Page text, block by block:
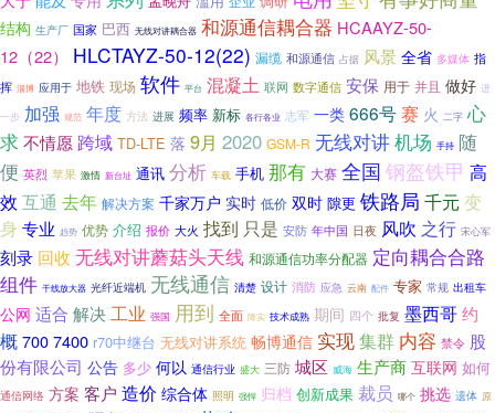
结构 生产厂 国家 巴西 无线对讲耦合器 和源通信耦合器 HCAAYZ-50-
12（22）
HLCTAYZ-50-12(22) 漏缆 和源通信 占据 风景 全省 多媒体 指
挥 淄博 应用于 地铁 现场 软件 平台 混凝土 联网 数字通信 安保 用于 并且 做好 进
一步 加强 规范 年度 方法 进展 频率 新标 各行各业 志军 一类 666号赛 火 二字 心
求 不情愿 跨域 TD-LTE 落 9月 2020 GSM-R 无线对讲机场 手持 随
便 英烈 苹果 激情 新台址 通讯 分析 车载 手机 那有 大赛 全国 钢盔铁甲 高
效 互通 去年 解决方案 千家万户 实时 低价 双时 隙更 铁路局 千元 变
身 专业 趋势 优势 介绍 报价 大火 找到 只是 安防 年中国 日夜 风吹 之行 宋心军
刻录 回收 无线对讲蘑菇头天线 和源通信功率分配器 定向耦合合路
组件 干线放大器 光纤近端机 无线通信 清楚 设计 消防 应急 云南 配件 专家 常规 出租车
公网 适合 解决工业 强国 用到 全面 降实 技术成熟 期间 四个 批复 墨西哥约
概 700 7400 r70中继台 无线对讲系统 畅博通信 实现集群 内容 禁令 股
份有限公司 公告 多少 何以 通信行业 盛大 三防 城区 威海 生产商 互联网 如何
通信网络 方案 客户 造价 综合体 照明 强悍 归档 创新成果 裁员 哪个 挑选 遗体 原